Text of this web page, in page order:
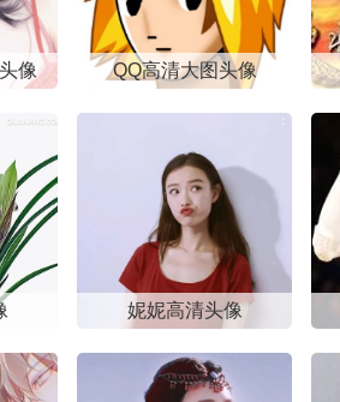
像 QQ高清大图头像
妮妮高清头像